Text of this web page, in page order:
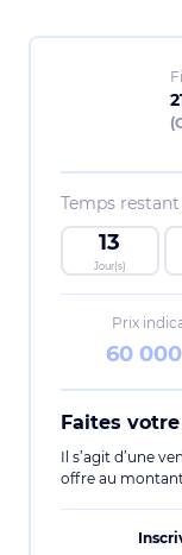
Temps
13
Jour(s)
Prix
60
Faites
Il s’agit d’une
offre au